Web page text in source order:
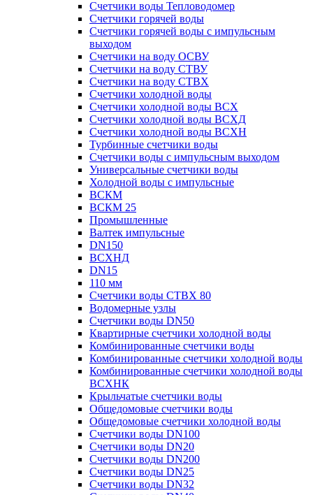
Счетчики воды Тепловодомер
Счетчики горячей воды
Счетчики горячей воды с импульсным
выходом
Счетчики на воду ОСВУ
Счетчики на воду СТВУ
Счетчики на воду СТВХ
Счетчики холодной воды
Счетчики холодной воды ВСХ
Счетчики холодной воды ВСХД
Счетчики холодной воды ВСХН
Турбинные счетчики воды
Счетчики воды с импульсным выходом
Универсальные счетчики воды
Холодной воды с импульсные
ВСКМ
ВСКМ 25
Промышленные
Валтек импульсные
DN150
ВСХНД
DN15
110 мм
Счетчики воды СТВХ 80
Водомерные узлы
Счетчики воды DN50
Квартирные счетчики холодной воды
Комбинированные счетчики воды
Комбинированные счетчики холодной воды
Комбинированные счетчики холодной воды
ВСХНК
Крыльчатые счетчики воды
Общедомовые счетчики воды
Общедомовые счетчики холодной воды
Счетчики воды DN100
Счетчики воды DN20
Счетчики воды DN200
Счетчики воды DN25
Счетчики воды DN32